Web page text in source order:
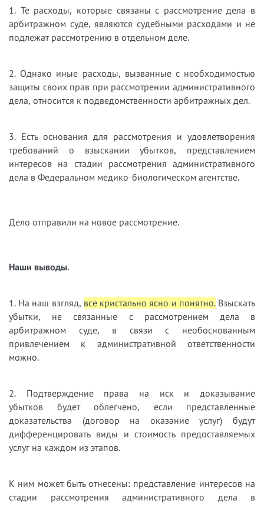
1. Те расходы, которые связаны с рассмотрение дела в
арбитражном суде, являются судебными расходами и не
подлежат рассмотрению в отдельном деле.
2. Однако иные расходы, вызванные с необходимостью
защиты своих прав при рассмотрении административного
дела, относится к подведомственности арбитражных дел.
3. Есть основания для рассмотрения и удовлетворения
требований о взыскании убытков, представлением
интересов на стадии рассмотрения административного
дела в Федеральном медико-биологическом агентстве.
Дело отправили на новое рассмотрение.
Наши выводы.
1. На наш взгляд, все кристально ясно и понятно.Взыскать
убытки, не связанные с рассмотрением дела в
арбитражном суде, в связи с необоснованным
привлечением к административной ответственности
можно.
2. Подтверждение права на иск и доказывание
убытков будет облегчено, если представленные
доказательства (договор на оказание услуг) будут
дифференцировать виды и стоимость предоставляемых
услуг на каждом из этапов.
К ним может быть отнесены: представление интересов на
стадии рассмотрения административного дела в